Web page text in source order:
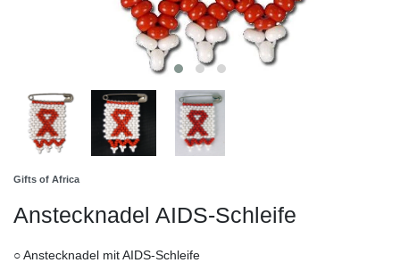
Gifts of Africa
Anstecknadel AIDS-Schleife
○ Anstecknadel mit AIDS-Schleife